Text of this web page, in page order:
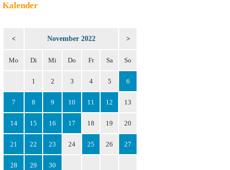
Kalender
< November 2022 >
Mo Di Mi Do Fr Sa So
1 2 3 4 5 6
7 8 9 10 11 12 13
14 15 16 17 18 19 20
21 22 23 24 25 26 27
28 29 30